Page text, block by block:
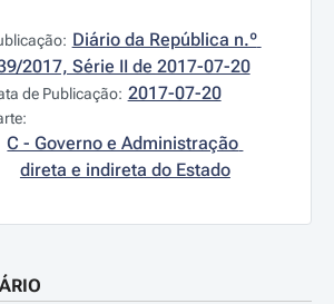
Diário da República n.º
2017, Série II de 2017-07-20
de Publicação: 2017-07-20
C - Governo e Administração
direta e indireta do Estado